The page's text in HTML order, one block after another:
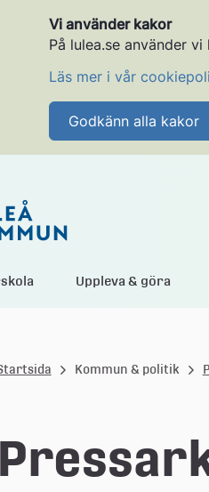
Vi använder kakor
På lulea.se använder
Läs mer i vår
Godkänn alla kakor
Uppleva & göra
Kommun & politik